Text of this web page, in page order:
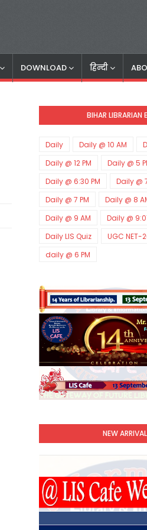
DOWNLOAD हिन्दी
BIHAR LIBRARIAN
Daily Daily @ 10 AM
Daily @ 12 PM
Daily @ 5
Daily @ 6:30 PM
Daily @
Daily @ 7 PM
Daily @ 8
Daily @ 9 AM
Daily @
Daily LIS Quiz
UGC NET-
daily @ 6 PM
NEW